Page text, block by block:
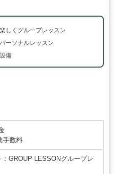
しくグループレッスン
ーソナルレッスン
備
手数料
GROUP LESSONグループレ